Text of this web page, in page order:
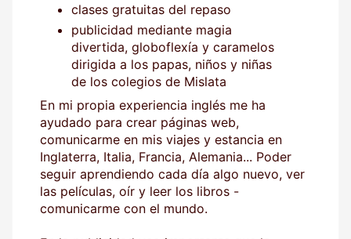
clases gratuitas del repaso
publicidad mediante magia
divertida, globoflexía y caramelos
dirigida a los papas, niños y niñas
de los colegios de Mislata
En mi propia experiencia inglés me ha
ayudado para crear páginas web,
comunicarme en mis viajes y estancia en
Inglaterra, Italia, Francia, Alemania... Poder
seguir aprendiendo cada día algo nuevo, ver
las películas, oír y leer los libros -
comunicarme con el mundo.